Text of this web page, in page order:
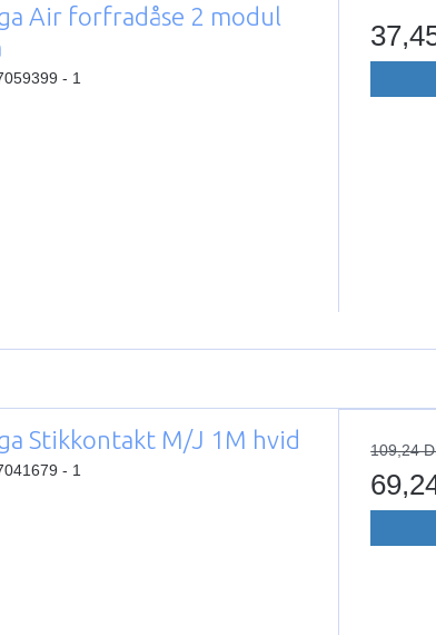
Air forfradåse 2 modul
- 1
Stikkontakt M/J 1M hvid
- 1
109,24